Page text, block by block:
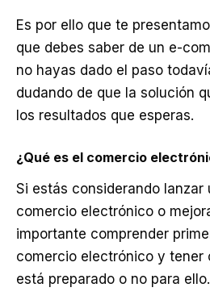
Es por ello que te
que debes saber de un e-
no hayas dado el paso
dudando de que la solución
los resultados que esperas.
¿Qué es el comercio
Si estás considerando lanzar
comercio electrónico o
importante comprender
comercio electrónico y tener
está preparado o no para ello.